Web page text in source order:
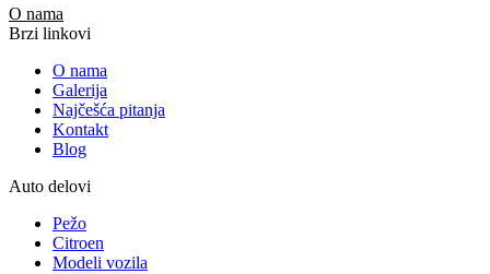
O nama
Brzi linkovi
O nama
Galerija
Najčešća pitanja
Kontakt
Blog
Auto delovi
Pežo
Citroen
Modeli vozila